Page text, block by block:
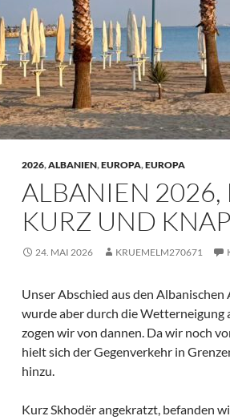
2026,ALBANIEN,EUROPA,EUROPA
ALBANIEN 2026,
KURZ UND
24. MAI 2026 KRUEMELM270671
Unser Abschied aus den
wurde aber durch die Wetterneigung
zogen wir von dannen. Da wir noch
hielt sich der Gegenverkehr in
hinzu.
Kurz Skhodër angekratzt, befanden